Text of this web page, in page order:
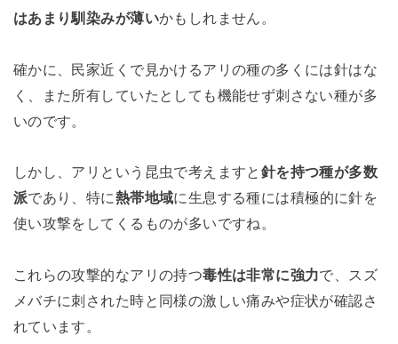
はあまり馴染みが薄いかもしれません。
確かに、民家近くで見かけるアリの種の多くには針はな
く、また所有していたとしても機能せず刺さない種が多
いのです。
しかし、アリという昆虫で考えますと 針を持つ種が多数
派であり、特に熱帯地域に生息する種には積極的に針を
使い攻撃をしてくるものが多いですね。
これらの攻撃的なアリの持つ毒性は非常に強力で、スズ
メバチに刺された時と同様の激しい痛みや症状が確認さ
れています。